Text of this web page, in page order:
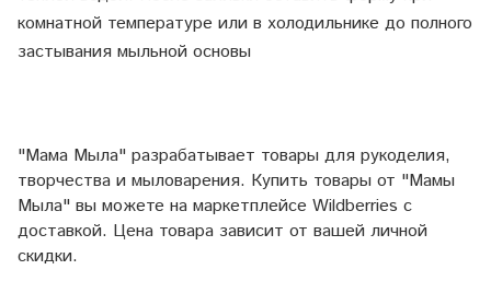
комнатной температуре или в холодильнике до полного
застывания мыльной основы
"Мама Мыла" разрабатывает товары для рукоделия,
творчества и мыловарения. Купить товары от "Мамы
Мыла" вы можете на маркетплейсе Wildberries с
доставкой. Цена товара зависит от вашей личной
скидки.